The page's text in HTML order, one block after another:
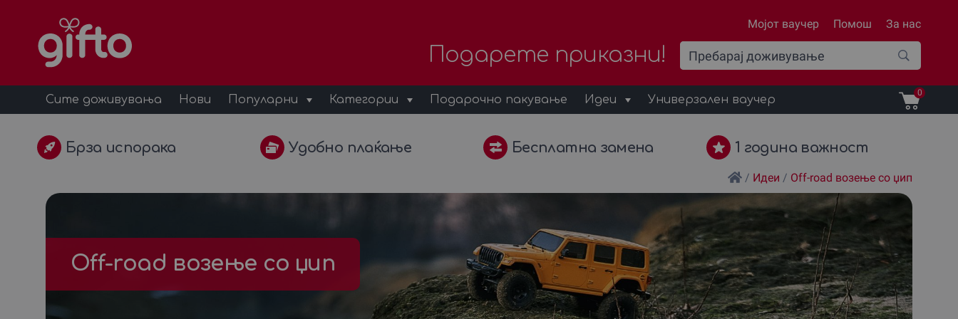
Мојот ваучер Помош За нас
Подарете приказни!
Сите доживувања Нови Популарни Категории Подарочно пакување Идеи Универзален ваучер
0
Брза испорака Удобно плаќање Бесплатна замена 1 година важност
/ Идеи / Оff-road возење со џип
Оff-road возење со џип